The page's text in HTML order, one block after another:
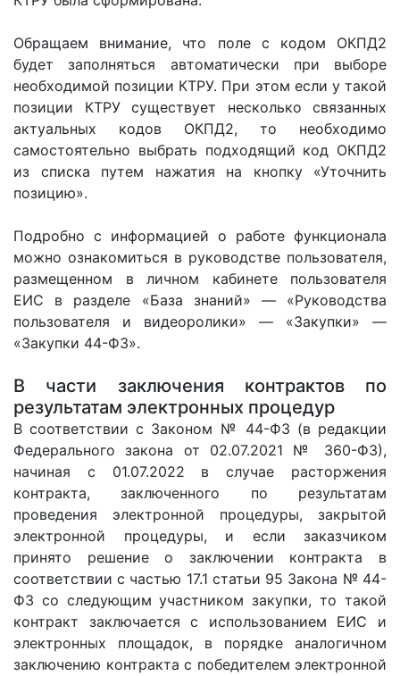
Обращаем внимание, что поле с кодом ОКПД2
будет заполняться автоматически при выборе
необходимой позиции КТРУ. При этом если у такой
позиции КТРУ существует несколько связанных
актуальных кодов ОКПД2, то необходимо
самостоятельно выбрать подходящий код ОКПД2
из списка путем нажатия на кнопку «Уточнить
позицию».
Подробно с информацией о работе функционала
можно ознакомиться в руководстве пользователя,
размещенном в личном кабинете пользователя
ЕИС в разделе «База знаний» — «Руководства
пользователя и видеоролики» — «Закупки» —
«Закупки 44-ФЗ».
В части заключения контрактов по
результатам электронных процедур
В соответствии с Законом № 44-ФЗ (в редакции
Федерального закона от 02.07.2021 № 360-ФЗ),
начиная с 01.07.2022 в случае расторжения
контракта, заключенного по результатам
проведения электронной процедуры, закрытой
электронной процедуры, и если заказчиком
принято решение о заключении контракта в
соответствии с частью 17.1 статьи 95 Закона № 44-
ФЗ со следующим участником закупки, то такой
контракт заключается с использованием ЕИС и
электронных площадок, в порядке аналогичном
заключению контракта с победителем электронной